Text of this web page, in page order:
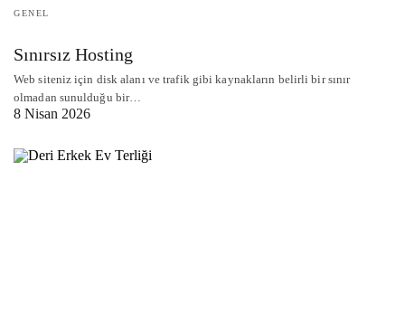
GENEL
Sınırsız Hosting
Web siteniz için disk alanı ve trafik gibi kaynakların belirli bir sınır
olmadan sunulduğu bir…
8 Nisan 2026